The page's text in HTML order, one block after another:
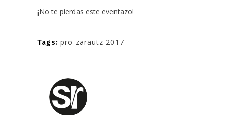
¡No te pierdas este eventazo!
Tags: pro zarautz 2017